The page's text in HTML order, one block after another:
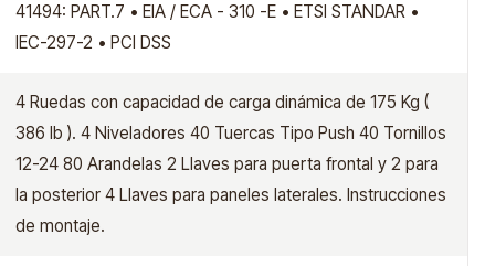
41494: PART.7 • EIA / ECA - 310 -E • ETSI STANDAR •
IEC-297-2 • PCI DSS
4 Ruedas con capacidad de carga dinámica de 175 Kg (
386 lb ). 4 Niveladores 40 Tuercas Tipo Push 40 Tornillos
12-24 80 Arandelas 2 Llaves para puerta frontal y 2 para
la posterior 4 Llaves para paneles laterales. Instrucciones
de montaje.